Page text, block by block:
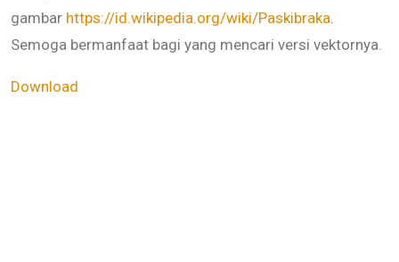
gambar https://id.wikipedia.org/wiki/Paskibraka
Semoga bermanfaat bagi yang mencari versi vektornya.
Download